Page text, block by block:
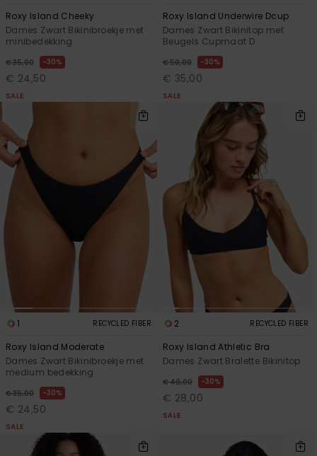
Roxy Island Cheeky
Dames Zwart Bikinibroekje met
minibedekking
€ 35,00 30%
€ 24,50
SALE
Roxy Island Underwire Dcup
Dames Zwart Bikinitop met
Beugels Cupmaat D
€ 50,00 30%
€ 35,00
SALE
1 RECYCLED FIBER
Roxy Island Moderate
Dames Zwart Bikinibroekje met
medium bedekking
€ 35,00 30%
€ 24,50
SALE
2 RECYCLED FIBER
Roxy Island Athletic Bra
Dames Zwart Bralette Bikinitop
€ 40,00 30%
€ 28,00
SALE